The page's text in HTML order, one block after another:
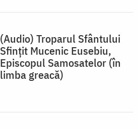
(Audio) Troparul Sfântului
Sfințit Mucenic Eusebiu,
Episcopul Samosatelor (în
limba greacă)